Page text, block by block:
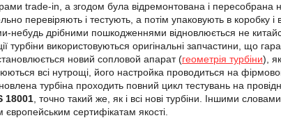
trade-in, а згодом була відремонтована і пересобрана
перевіряють і тестують, а потім упаковують в
небудь дрібними пошкодженнями відновлюється не
турбіни використовуються оригінальні запчастини, що
новий сопловой апарат (геометрія турбіни),
всі нутрощі, його настройка проводиться на
турбіна проходить повний цикл тестувань на
18001 , точно такий же, як і всі нові турбіни. Іншими
європейським сертифікатам якості.